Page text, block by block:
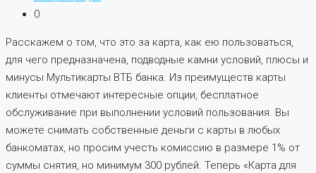
0
Расскажем о том, что это за карта, как ею пользоваться,
для чего предназначена, подводные камни условий, плюсы и
минусы Мультикарты ВТБ банка. Из преимуществ карты
клиенты отмечают интересные опции, бесплатное
обслуживание при выполнении условий пользования. Вы
можете снимать собственные деньги с карты в любых
банкоматах, но просим учесть комиссию в размере 1% от
суммы снятия, но минимум 300 рублей. Теперь «Карта для